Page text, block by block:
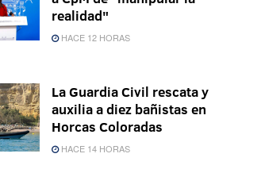
realidad"
HACE 12 HORAS
La Guardia Civil rescata y
auxilia a diez bañistas en
Horcas Coloradas
HACE 14 HORAS